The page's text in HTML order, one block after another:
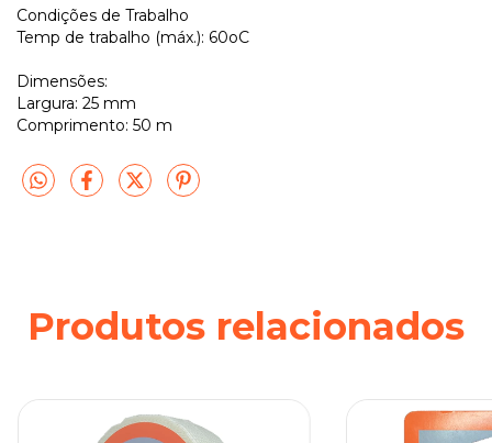
Condições de Trabalho
Temp de trabalho (máx.): 60oC
Dimensões:
Largura: 25 mm
Comprimento: 50 m
Produtos relacionados